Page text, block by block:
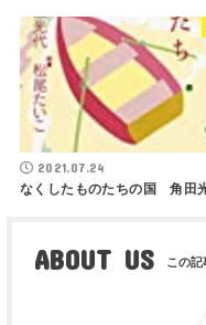
2021.07.24
なくしたものたちの国 角田
ABOUT US